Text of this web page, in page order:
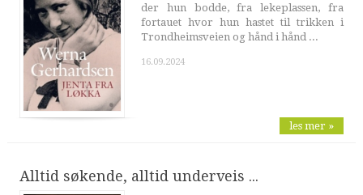
der hun bodde, fra lekeplassen, fra
fortauet hvor hun hastet til trikken i
Trondheimsveien og hånd i hånd ...
16.09.2024
les mer »
Alltid søkende, alltid underveis ...